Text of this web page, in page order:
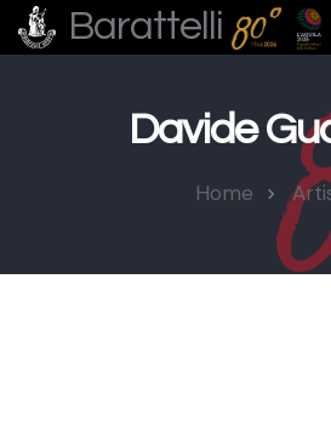
Barattelli
Davide
Home